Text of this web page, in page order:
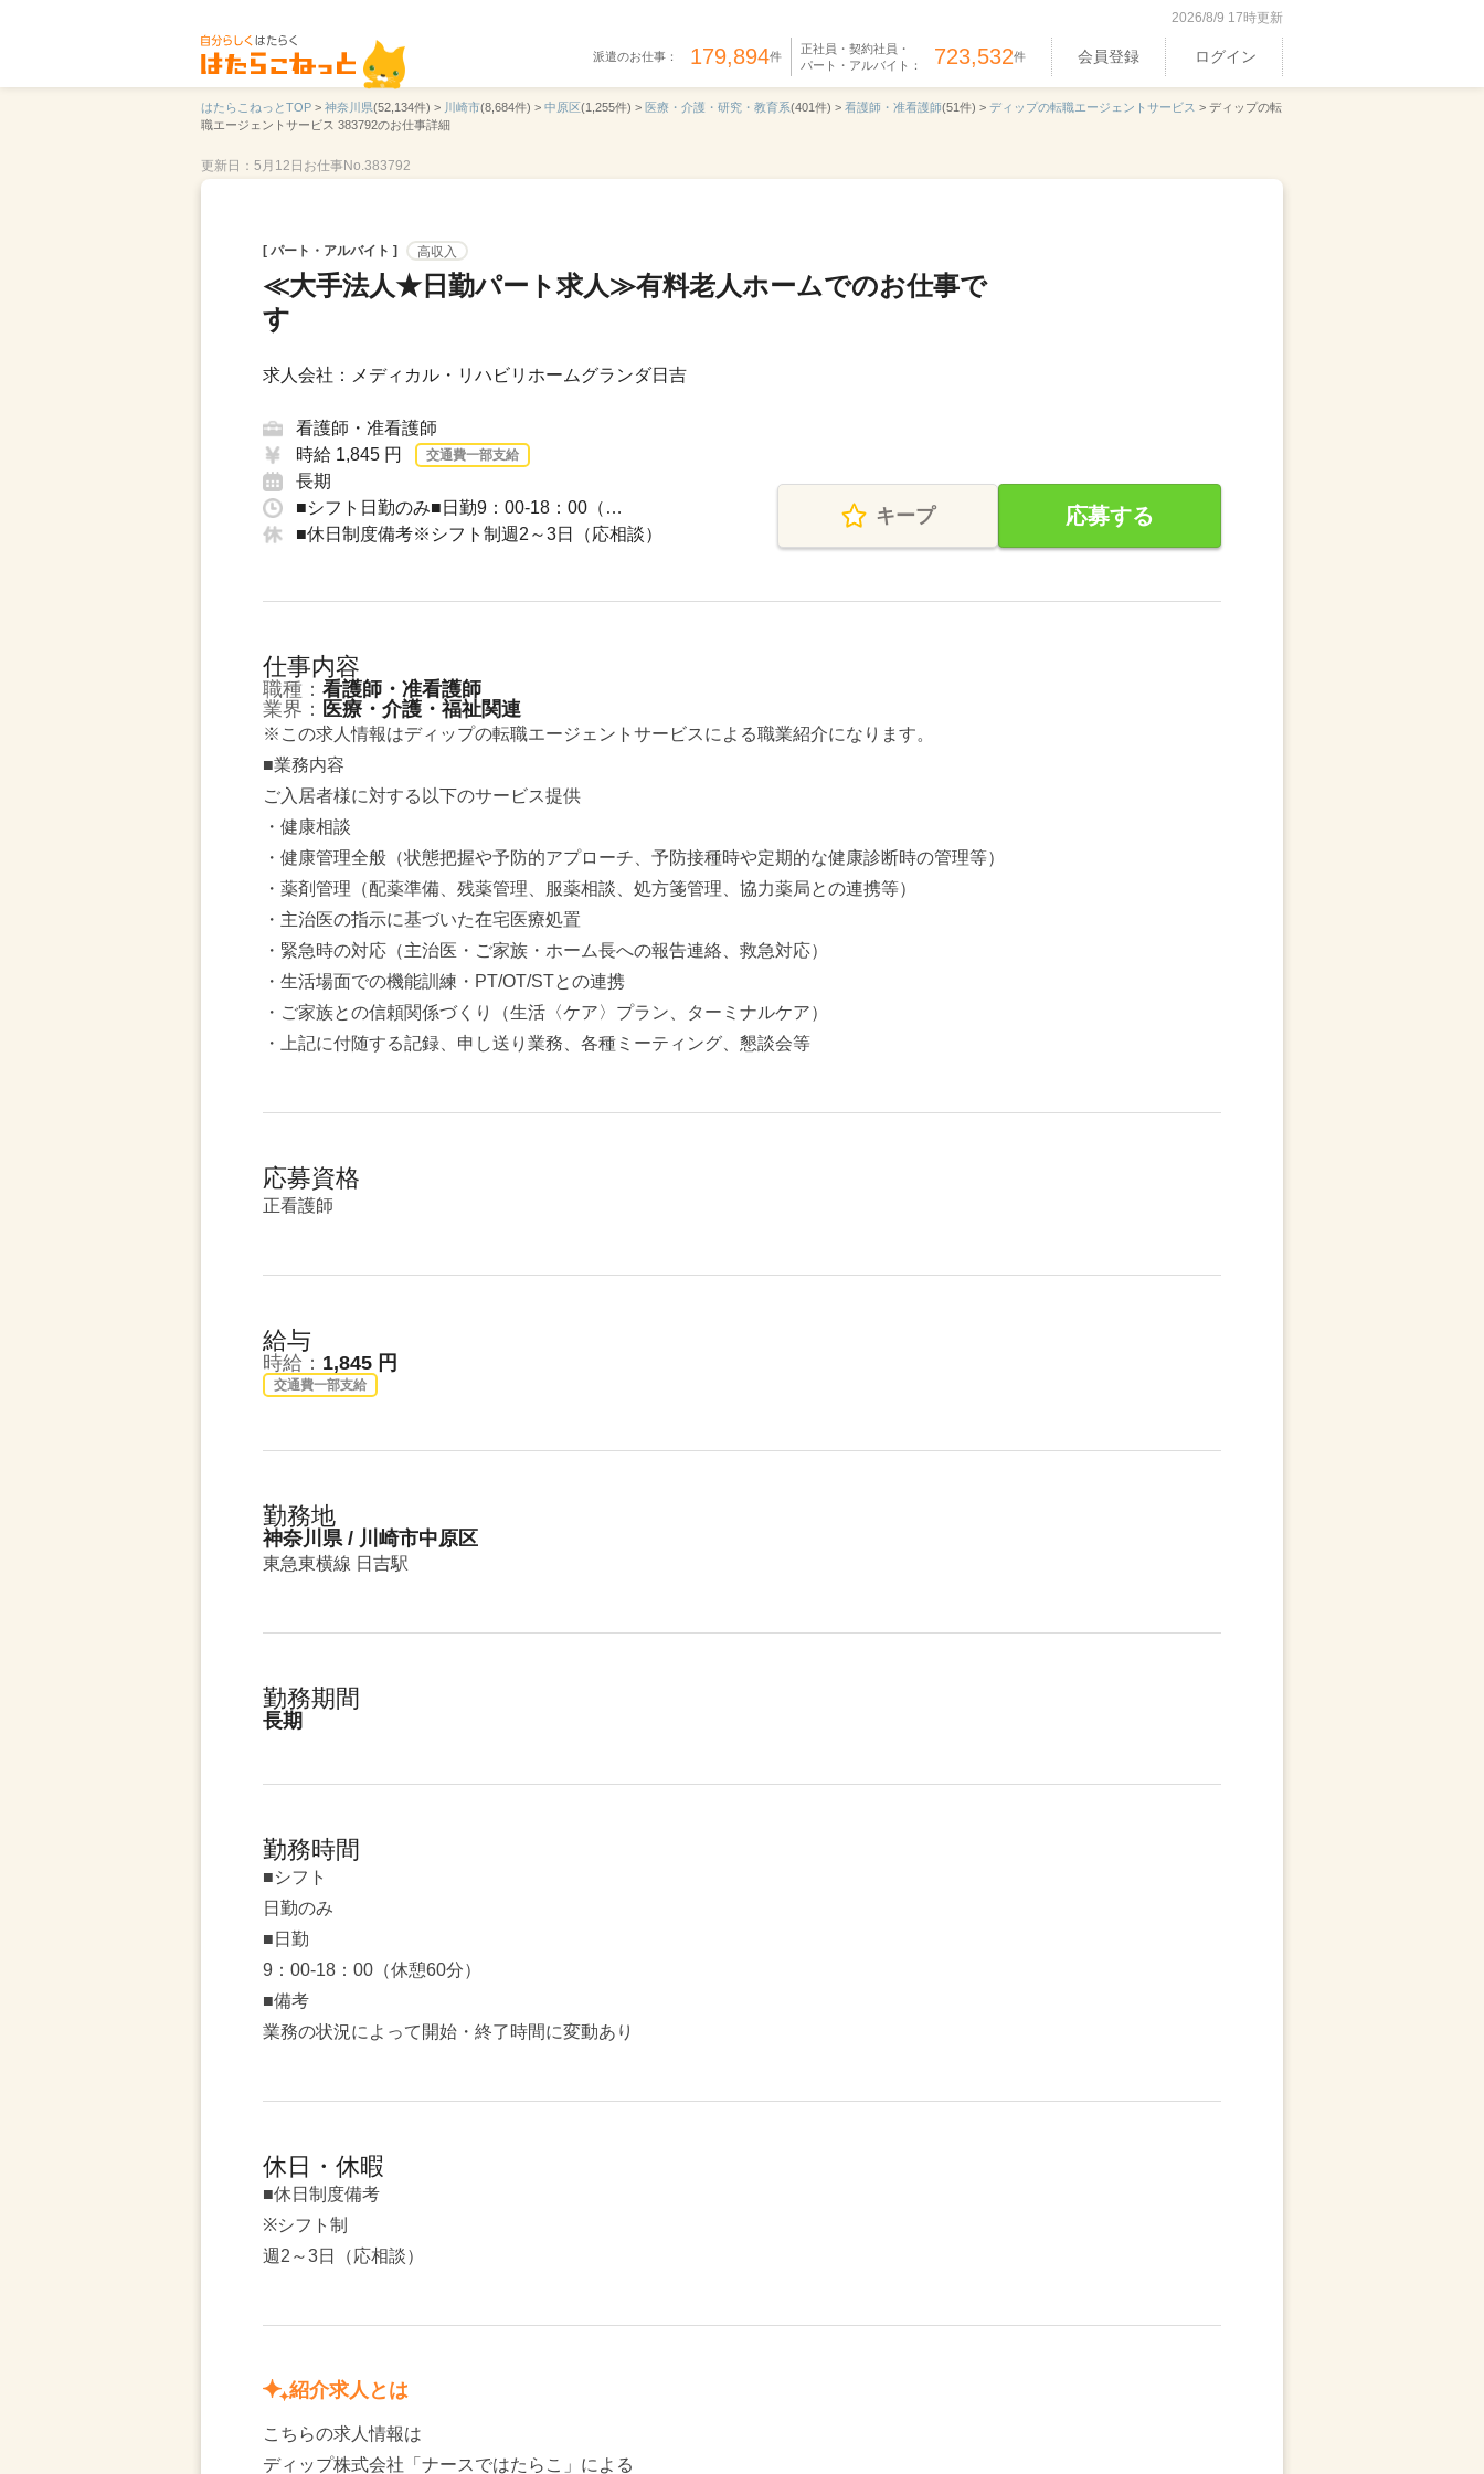
2026/8/9 17時更新
派遣のお仕事： 179,894件
正社員・契約社員・
パート・アルバイト： 723,532件 会員登録 ログイン
はたらこねっとTOP > 神奈川県(52,134件) > 川崎市(8,684件) > 中原区(1,255件) > 医療・介護・研究・教育系(401件) > 看護師・准看護師(51件) > ディップの転職エージェントサービス > ディップの転
職エージェントサービス 383792のお仕事詳細
更新日：5月12日 お仕事No.383792
[ パート・アルバイト ] 高収入
≪大手法人★日勤パート求人≫有料老人ホームでのお仕事で
す
求人会社：メディカル・リハビリホームグランダ日吉
看護師・准看護師
時給 1,845 円
交通費一部支給
長期
■シフト日勤のみ■日勤9：00-18：00（…
■休日制度備考※シフト制週2～3日（応相談）
キープ 応募する
仕事内容
職種： 看護師・准看護師
業界： 医療・介護・福祉関連
※この求人情報はディップの転職エージェントサービスによる職業紹介になります。
■業務内容
ご入居者様に対する以下のサービス提供
・健康相談
・健康管理全般（状態把握や予防的アプローチ、予防接種時や定期的な健康診断時の管理等）
・薬剤管理（配薬準備、残薬管理、服薬相談、処方箋管理、協力薬局との連携等）
・主治医の指示に基づいた在宅医療処置
・緊急時の対応（主治医・ご家族・ホーム長への報告連絡、救急対応）
・生活場面での機能訓練・PT/OT/STとの連携
・ご家族との信頼関係づくり（生活〈ケア〉プラン、ターミナルケア）
・上記に付随する記録、申し送り業務、各種ミーティング、懇談会等
応募資格
正看護師
給与
時給： 1,845 円
交通費一部支給
勤務地
神奈川県 / 川崎市中原区
東急東横線 日吉駅
勤務期間
長期
勤務時間
■シフト
日勤のみ
■日勤
9：00-18：00（休憩60分）
■備考
業務の状況によって開始・終了時間に変動あり
休日・休暇
■休日制度備考
※シフト制
週2～3日（応相談）
紹介求人とは
こちらの求人情報は
ディップ株式会社「ナースではたらこ」による